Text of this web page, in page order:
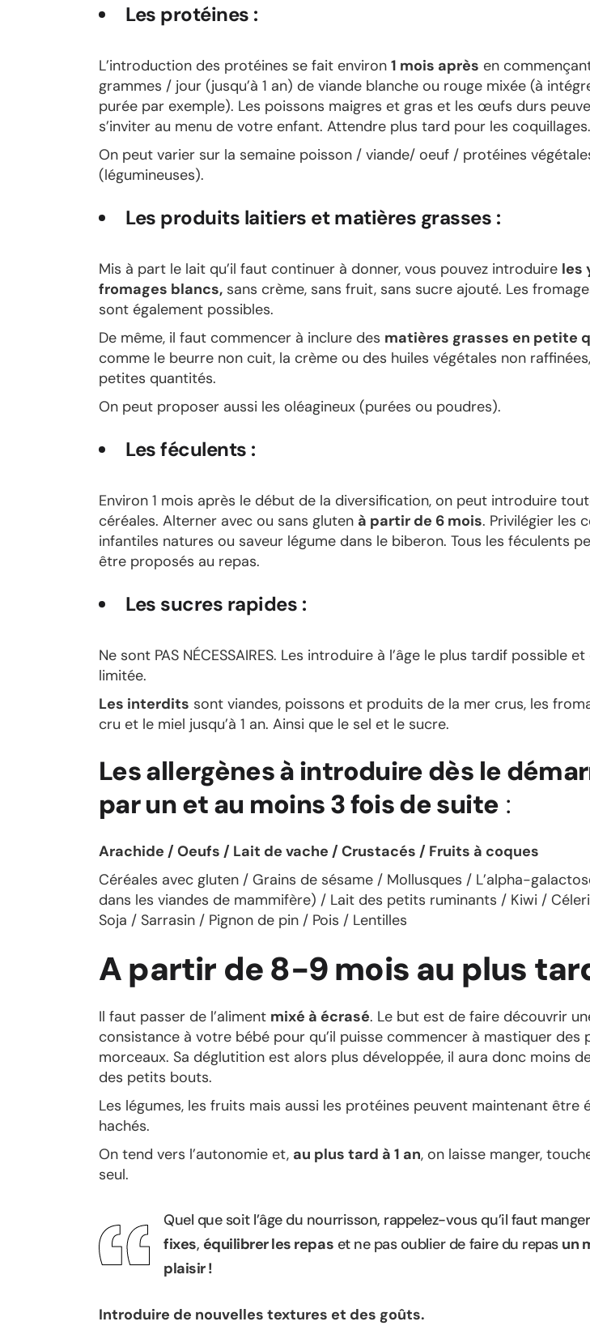
Les protéines :
L’introduction des protéines se fait environ 1 mois après en
grammes / jour (jusqu’à 1 an) de viande blanche ou rouge mixée (à
purée par exemple). Les poissons maigres et gras et les œufs durs
s’inviter au menu de votre enfant. Attendre plus tard pour les coquillages.
On peut varier sur la semaine poisson / viande/ oeuf / protéines
(légumineuses).
Les produits laitiers et matières grasses :
Mis à part le lait qu’il faut continuer à donner, vous pouvez introduire les
fromages blancs, sans crème, sans fruit, sans sucre ajouté. Les
sont également possibles.
De même, il faut commencer à inclure des matières grasses en petite
comme le beurre non cuit, la crème ou des huiles végétales non
petites quantités.
On peut proposer aussi les oléagineux (purées ou poudres).
Les féculents :
Environ 1 mois après le début de la diversification, on peut introduire
céréales. Alterner avec ou sans gluten à partir de 6 mois. Privilégier les
infantiles natures ou saveur légume dans le biberon. Tous les féculents
être proposés au repas.
Les sucres rapides :
Ne sont PAS NÉCESSAIRES. Les introduire à l’âge le plus tardif possible
limitée.
Les interdits sont viandes, poissons et produits de la mer crus, les
cru et le miel jusqu’à 1 an. Ainsi que le sel et le sucre.
Les allergènes à introduire dès le
par un et au moins 3 fois de suite :
Arachide / Oeufs / Lait de vache / Crustacés / Fruits à coques
Céréales avec gluten / Grains de sésame / Mollusques / L’alpha-
dans les viandes de mammifère) / Lait des petits ruminants / Kiwi /
Soja / Sarrasin / Pignon de pin / Pois / Lentilles
A partir de 8-9 mois au plus
Il faut passer de l’aliment mixé à écrasé. Le but est de faire découvrir
consistance à votre bébé pour qu’il puisse commencer à mastiquer des
morceaux. Sa déglutition est alors plus développée, il aura donc moins
des petits bouts.
Les légumes, les fruits mais aussi les protéines peuvent maintenant être
hachés.
On tend vers l’autonomie et, au plus tard à 1 an, on laisse manger,
seul.
Quel que soit l’âge du nourrisson, rappelez-vous qu’il faut
fixes, équilibrer les repas et ne pas oublier de faire du repas un
plaisir !
Introduire de nouvelles textures et des goûts.